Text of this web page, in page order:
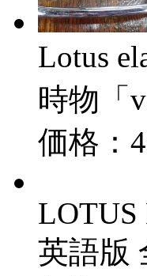
Lotus
時物「
価格：
LOTUS
英語版